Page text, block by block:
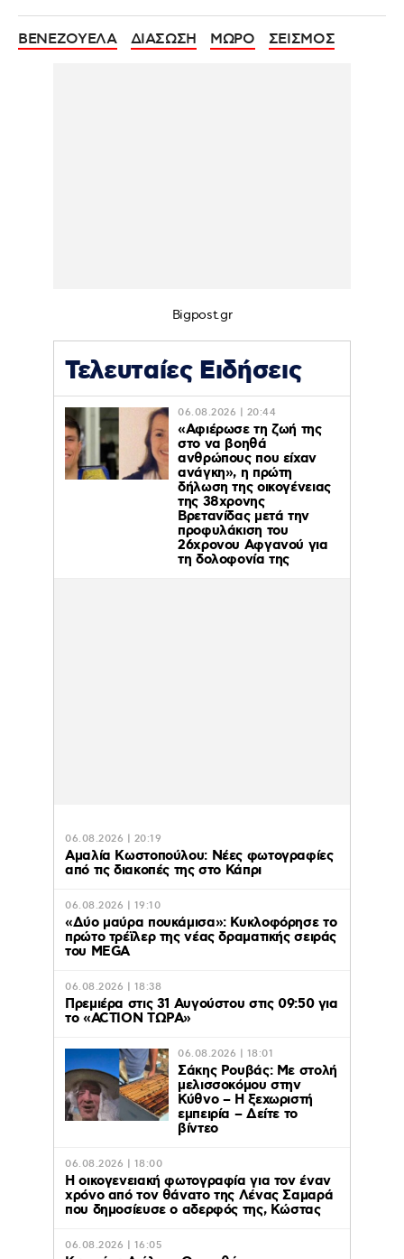
ΒΕΝΕΖΟΥΕΛΑ ΔΙΑΣΩΣΗ ΜΩΡΟ ΣΕΙΣΜΟΣ
Bigpost.gr
Τελευταίες Ειδήσεις
06.08.2026 | 20:44
«Αφιέρωσε τη ζωή της
στο να βοηθά
ανθρώπους που είχαν
ανάγκη», η πρώτη
δήλωση της οικογένειας
της 38χρονης
Βρετανίδας μετά την
προφυλάκιση του
26χρονου Αφγανού για
τη δολοφονία της
06.08.2026 | 20:19
Αμαλία Κωστοπούλου: Νέες φωτογραφίες
από τις διακοπές της στο Κάπρι
06.08.2026 | 19:10
«Δύο μαύρα πουκάμισα»: Κυκλοφόρησε το
πρώτο τρέϊλερ της νέας δραματικής σειράς
του MEGA
06.08.2026 | 18:38
Πρεμιέρα στις 31 Αυγούστου στις 09:50 για
το «ACTION ΤΩΡΑ»
06.08.2026 | 18:01
Σάκης Ρουβάς: Με στολή
μελισσοκόμου στην
Κύθνο – Η ξεχωριστή
εμπειρία – Δείτε το
βίντεο
06.08.2026 | 18:00
Η οικογενειακή φωτογραφία για τον έναν
χρόνο από τον θάνατο της Λένας Σαμαρά
που δημοσίευσε ο αδερφός της, Κώστας
06.08.2026 | 16:05